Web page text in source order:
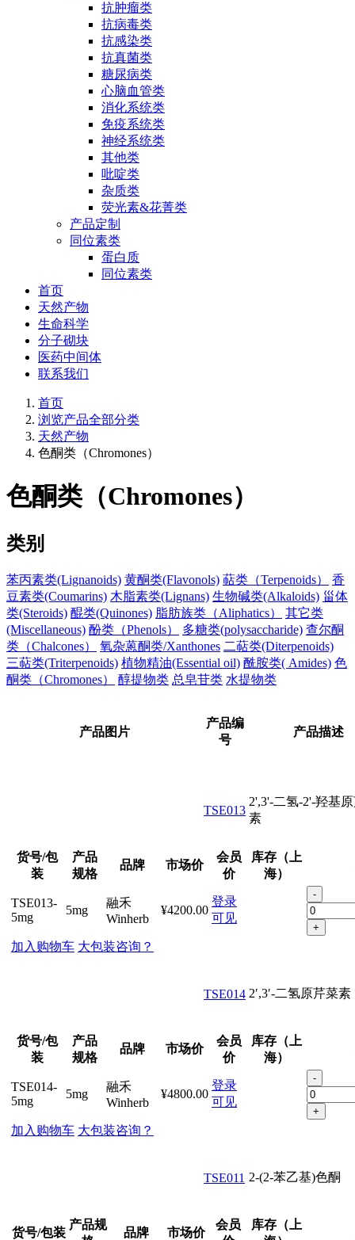
抗肿瘤类
抗病毒类
抗感染类
抗真菌类
糖尿病类
心脑血管类
消化系统类
免疫系统类
神经系统类
其他类
吡啶类
杂质类
荧光素&花菁类
产品定制
同位素类
蛋白质
同位素类
首页
天然产物
生命科学
分子砌块
医药中间体
联系我们
首页
浏览产品全部分类
天然产物
色酮类（Chromones）
色酮类（Chromones）
类别
苯丙素类(Lignanoids) 黄酮类(Flavonols) 萜类（Terpenoids）
香
豆素类(Coumarins) 木脂素类(Lignans) 生物碱类(Alkaloids) 甾体
类(Steroids) 醌类(Quinones) 脂肪族类（Aliphatics）
其它类
(Miscellaneous) 酚类（Phenols） 多糖类(polysaccharide) 查尔酮
类（Chalcones）
氧杂蒽酮类/Xanthones 二萜类(Diterpenoids)
三萜类(Triterpenoids) 植物精油(Essential oil) 酰胺类( Amides) 色
酮类（Chromones）
醇提物类 总皂苷类 水提物类
产品图片
产品编
号
产品描述
TSE013
2',3'-二氢-2'-羟基
素
货号/包
装
产品
规格
品牌 市场价
会员
价
库存（上
海）
TSE013-
5mg
5mg
融禾
Winherb
¥4200.00
登录
可见
-
+
加入购物车 大包装咨询？
TSE014 2′,3′-二氢原芹菜素
货号/包
装
产品
规格
品牌 市场价
会员
价
库存（上
海）
TSE014-
5mg
5mg
融禾
Winherb
¥4800.00
登录
可见
-
+
加入购物车 大包装咨询？
TSE011 2-(2-苯乙基)色酮
货号/包装
产品规
品牌 市场价
会员
库存（上